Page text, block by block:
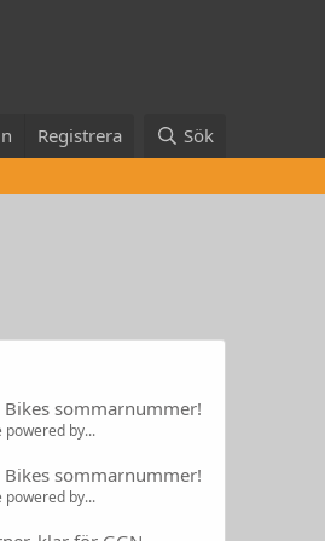
Registrera Sök
Bikes sommarnummer!
powered by...
Bikes sommarnummer!
powered by...